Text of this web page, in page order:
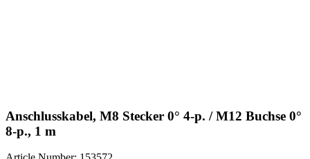
Anschlusskabel, M8 Stecker 0° 4-p. / M12 Buchse 0°
8-p., 1 m